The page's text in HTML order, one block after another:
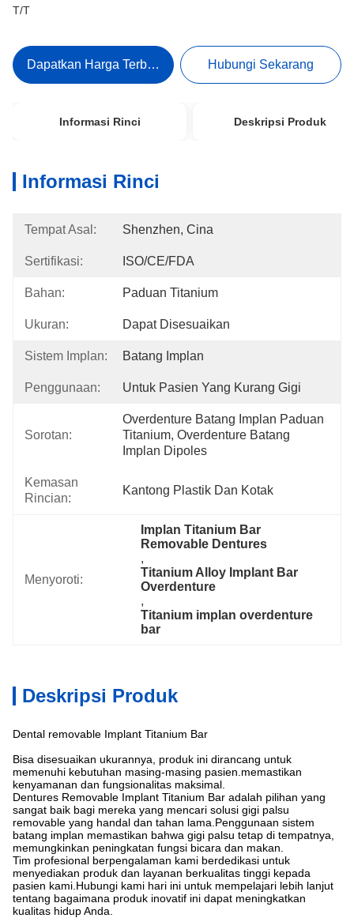
T/T
Dapatkan Harga Terbaik Hubungi Sekarang
Informasi Rinci Deskripsi Produk
Informasi Rinci
Tempat Asal: Shenzhen, Cina
Sertifikasi: ISO/CE/FDA
Bahan: Paduan Titanium
Ukuran: Dapat Disesuaikan
Sistem Implan: Batang Implan
Penggunaan: Untuk Pasien Yang Kurang Gigi
Sorotan:
Overdenture Batang Implan Paduan
Titanium, Overdenture Batang
Implan Dipoles
Kemasan
Rincian:
Kantong Plastik Dan Kotak
Menyoroti:
Implan Titanium Bar
Removable Dentures
,
Titanium Alloy Implant Bar
Overdenture
,
Titanium implan overdenture
bar
Deskripsi Produk
Dental removable Implant Titanium Bar
Bisa disesuaikan ukurannya, produk ini dirancang untuk
memenuhi kebutuhan masing-masing pasien.memastikan
kenyamanan dan fungsionalitas maksimal.
Dentures Removable Implant Titanium Bar adalah pilihan yang
sangat baik bagi mereka yang mencari solusi gigi palsu
removable yang handal dan tahan lama.Penggunaan sistem
batang implan memastikan bahwa gigi palsu tetap di tempatnya,
memungkinkan peningkatan fungsi bicara dan makan.
Tim profesional berpengalaman kami berdedikasi untuk
menyediakan produk dan layanan berkualitas tinggi kepada
pasien kami.Hubungi kami hari ini untuk mempelajari lebih lanjut
tentang bagaimana produk inovatif ini dapat meningkatkan
kualitas hidup Anda.